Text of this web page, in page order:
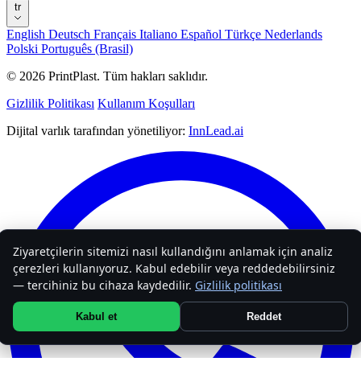
tr
English Deutsch Français Italiano Español Türkçe Nederlands
Polski Português (Brasil)
© 2026 PrintPlast. Tüm hakları saklıdır.
Gizlilik Politikası Kullanım Koşulları
Dijital varlık tarafından yönetiliyor: InnLead.ai
Ziyaretçilerin sitemizi nasıl kullandığını anlamak için analiz
çerezleri kullanıyoruz. Kabul edebilir veya reddedebilirsiniz
— tercihiniz bu cihaza kaydedilir. Gizlilik politikası
Kabul et Reddet